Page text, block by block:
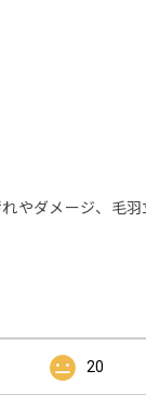
やダメージ、毛
20